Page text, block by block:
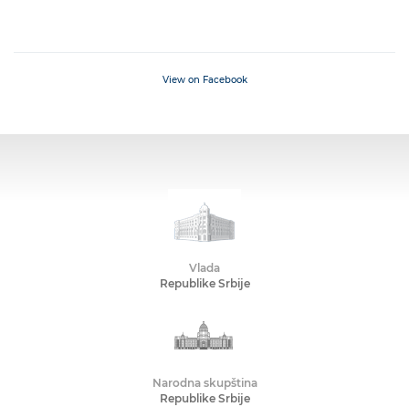
View on Facebook
Vlada
Republike Srbije
Narodna skupština
Republike Srbije